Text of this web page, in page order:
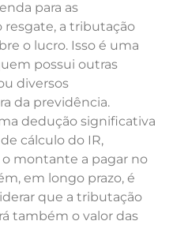
para as
resgate, a tributação
o lucro. Isso é uma
possui outras
diversos
da previdência.
dedução significativa
cálculo do IR,
montante a pagar no
em longo prazo, é
que a tributação
também o valor das